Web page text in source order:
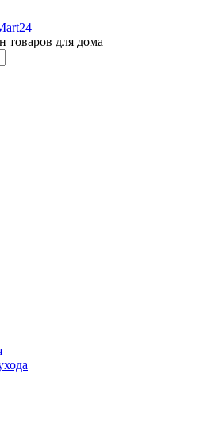
товаров для дома